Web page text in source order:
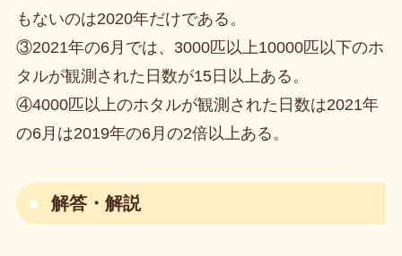
もないのは2020年だけである。
③2021年の6月では、3000匹以上10000匹以下のホ
タルが観測された日数が15日以上ある。
④4000匹以上のホタルが観測された日数は2021年
の6月は2019年の6月の2倍以上ある。
解答・解説